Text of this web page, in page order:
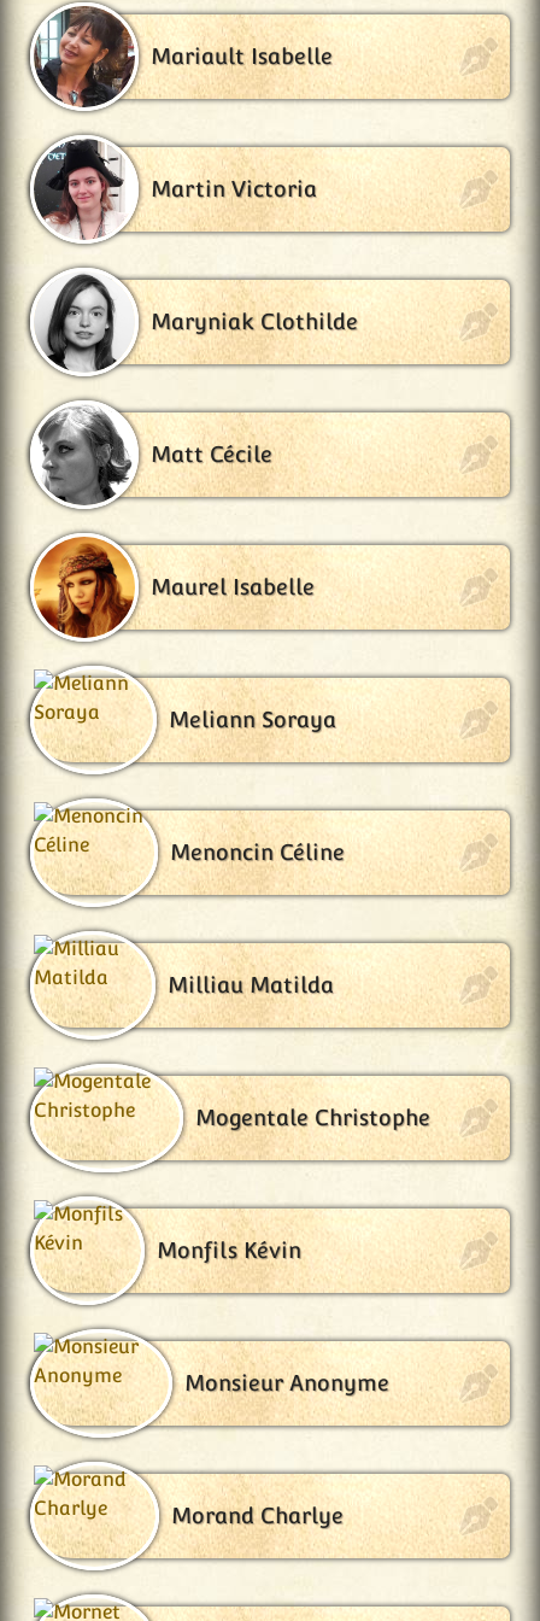
Mariault Isabelle
Martin Victoria
Maryniak Clothilde
Matt Cécile
Maurel Isabelle
Meliann Soraya
Menoncin Céline
Milliau Matilda
Mogentale Christophe
Monfils Kévin
Monsieur Anonyme
Morand Charlye